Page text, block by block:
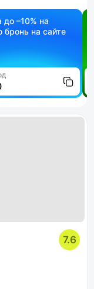
до –10% на
бронь на сайте
7.6